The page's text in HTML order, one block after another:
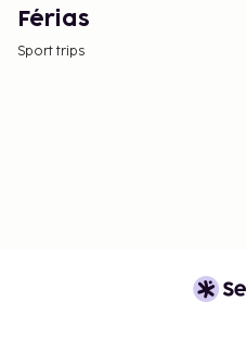
Férias
Sport trips